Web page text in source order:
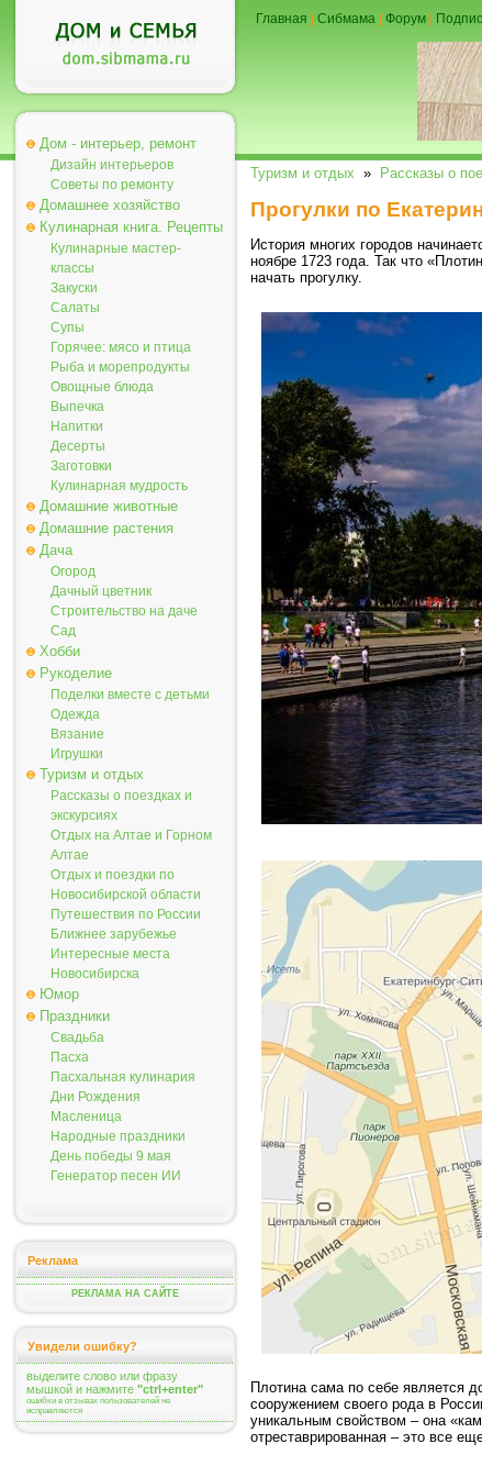
Дом - интерьер, ремонт
Дизайн интерьеров
Советы по ремонту
Домашнее хозяйство
Кулинарная книга. Рецепты
Кулинарные мастер-
классы
Закуски
Салаты
Супы
Горячее: мясо и птица
Рыба и морепродукты
Овощные блюда
Выпечка
Напитки
Десерты
Заготовки
Кулинарная мудрость
Домашние животные
Домашние растения
Дача
Огород
Дачный цветник
Строительство на даче
Сад
Хобби
Рукоделие
Поделки вместе с детьми
Одежда
Вязание
Игрушки
Туризм и отдых
Рассказы о поездках и
экскурсиях
Отдых на Алтае и Горном
Алтае
Отдых и поездки по
Новосибирской области
Путешествия по России
Ближнее зарубежье
Интересные места
Новосибирска
Юмор
Праздники
Свадьба
Пасха
Пасхальная кулинария
Дни Рождения
Масленица
Народные праздники
День победы 9 мая
Генератор песен ИИ
Реклама
РЕКЛАМА НА САЙТЕ
Увидели ошибку?
выделите слово или фразу
мышкой и нажмите "ctrl+enter"
ошибки в отзывах пользователей не
исправляются
Главная Сибмама Форум
Туризм и отдых » Рассказы о
Прогулки по
История многих городов
ноябре 1723 года. Так что
начать прогулку.
Плотина сама по себе является
сооружением своего рода в
уникальным свойством – она
отреставрированная – это все